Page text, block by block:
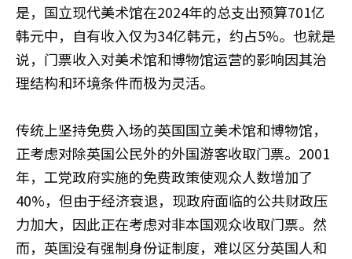
是，国立现代美术馆在2024年的总支出预算701亿
韩元中，自有收入仅为34亿韩元，约占5%。也就是
说，门票收入对美术馆和博物馆运营的影响因其治
理结构和环境条件而极为灵活。
传统上坚持免费入场的英国国立美术馆和博物馆，
正考虑对除英国公民外的外国游客收取门票。2001
年，工党政府实施的免费政策使观众人数增加了
40%，但由于经济衰退，现政府面临的公共财政压
力加大，因此正在考虑对非本国观众收取门票。然
而，英国没有强制身份证制度，难以区分英国人和